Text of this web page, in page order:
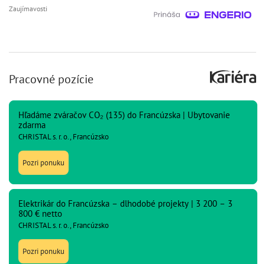
Zaujímavosti
Pracovné pozície
Hľadáme zváračov CO₂ (135) do Francúzska | Ubytovanie
zdarma
CHRISTAL s. r. o., Francúzsko
Pozri ponuku
Elektrikár do Francúzska – dlhodobé projekty | 3 200 – 3
800 € netto
CHRISTAL s. r. o., Francúzsko
Pozri ponuku